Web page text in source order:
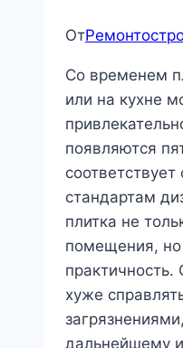
От
Со временем
или на кухне
появляются
стандартам
плитка не
помещения,
хуже
дальнейшему